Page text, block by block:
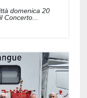
domenica 20